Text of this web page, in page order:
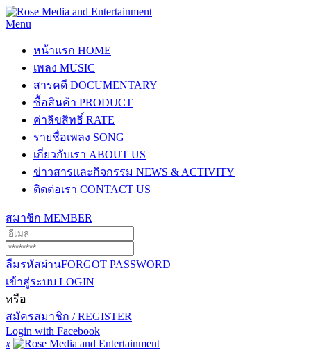
Menu
หน้าแรก HOME
เพลง MUSIC
สารคดี DOCUMENTARY
ซื้อสินค้า PRODUCT
ค่าลิขสิทธิ์ RATE
รายชื่อเพลง SONG
เกี่ยวกับเรา ABOUT US
ข่าวสารและกิจกรรม NEWS & ACTIVITY
ติดต่อเรา CONTACT US
สมาชิก MEMBER
ลืมรหัสผ่านFORGOT PASSWORD
เข้าสู่ระบบ LOGIN
หรือ
สมัครสมาชิก / REGISTER
Login with Facebook
x